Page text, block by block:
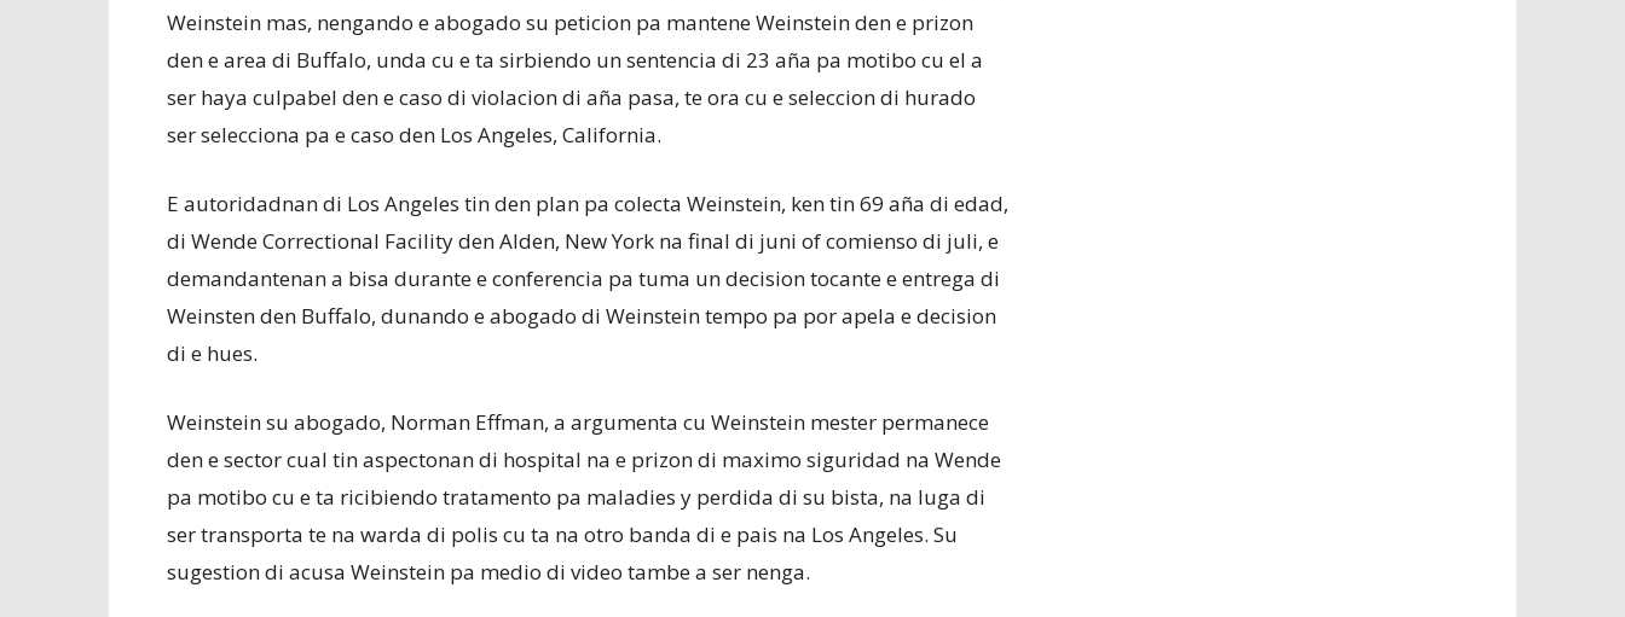
Weinstein mas, nengando e abogado su peticion pa mantene Weinstein den e prizon
den e area di Buffalo, unda cu e ta sirbiendo un sentencia di 23 aña pa motibo cu el a
ser haya culpabel den e caso di violacion di aña pasa, te ora cu e seleccion di hurado
ser selecciona pa e caso den Los Angeles, California.
E autoridadnan di Los Angeles tin den plan pa colecta Weinstein, ken tin 69 aña di edad,
di Wende Correctional Facility den Alden, New York na final di juni of comienso di juli, e
demandantenan a bisa durante e conferencia pa tuma un decision tocante e entrega di
Weinsten den Buffalo, dunando e abogado di Weinstein tempo pa por apela e decision
di e hues.
Weinstein su abogado, Norman Effman, a argumenta cu Weinstein mester permanece
den e sector cual tin aspectonan di hospital na e prizon di maximo siguridad na Wende
pa motibo cu e ta ricibiendo tratamento pa maladies y perdida di su bista, na luga di
ser transporta te na warda di polis cu ta na otro banda di e pais na Los Angeles. Su
sugestion di acusa Weinstein pa medio di video tambe a ser nenga.